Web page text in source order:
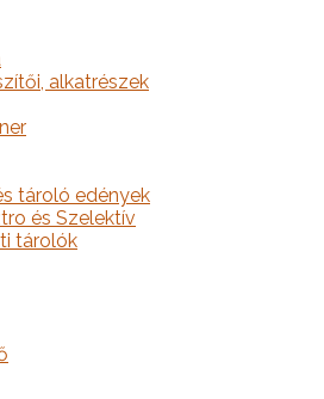
alkatrészek
tároló edények
és Szelektív
tárolók